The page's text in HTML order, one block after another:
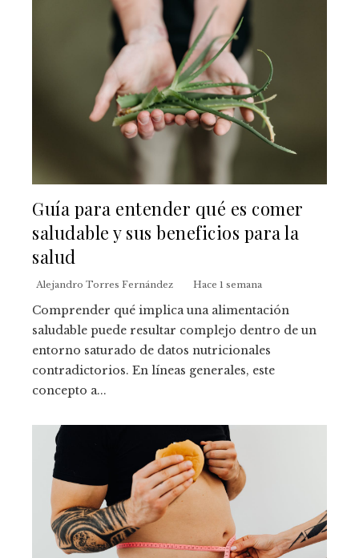
Guía para entender qué es comer
saludable y sus beneficios para la
salud
Alejandro Torres Fernández Hace 1 semana
Comprender qué implica una alimentación
saludable puede resultar complejo dentro de un
entorno saturado de datos nutricionales
contradictorios. En líneas generales, este
concepto a...